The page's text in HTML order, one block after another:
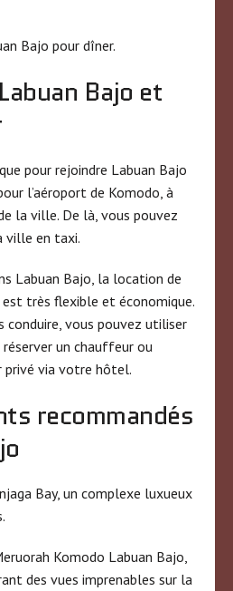
Bajo pour dîner.
Bajo et
pour rejoindre Labuan Bajo
l’aéroport de Komodo, à
la ville. De là, vous pouvez
ville en taxi.
Labuan Bajo, la location de
très flexible et économique.
conduire, vous pouvez utiliser
réserver un chauffeur ou
privé via votre hôtel.
recommandés
Bay, un complexe luxueux
Komodo Labuan Bajo,
des vues imprenables sur la